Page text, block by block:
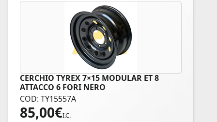
CERCHIO TYREX 7×15 MODULAR ET 8
ATTACCO 6 FORI NERO
COD: TY15557A
85,00€I.C.